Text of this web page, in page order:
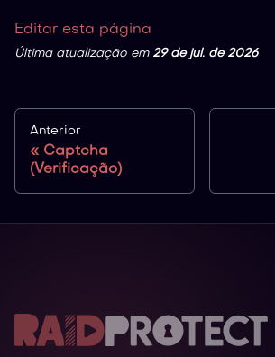
Editar esta página
Última atualização em 29 de jul. de 2026
Anterior
Captcha
(Verificação)